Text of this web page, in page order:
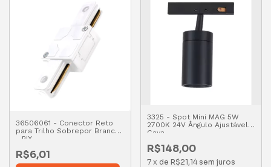
36506061 - Conector Reto
para Trilho Sobrepor Branco
- PIX
R$6,01
3325 - Spot Mini MAG 5W
2700K 24V Ângulo Ajustável -
Gaya
R$148,00
7 x de R$21,14 sem juros